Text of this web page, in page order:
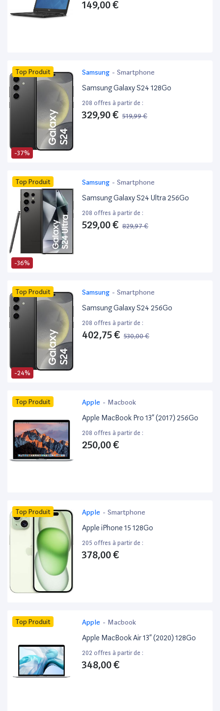
149,00 €
-37%
Top Produit Samsung - Smartphone
Samsung Galaxy S24 128Go
208 offres à partir de :
329,90 € 519,99 €
-36%
Top Produit Samsung - Smartphone
Samsung Galaxy S24 Ultra 256Go
208 offres à partir de :
529,00 € 829,97 €
-24%
Top Produit Samsung - Smartphone
Samsung Galaxy S24 256Go
208 offres à partir de :
402,75 € 530,00 €
Top Produit Apple - Macbook
Apple MacBook Pro 13” (2017) 256Go
208 offres à partir de :
250,00 €
Top Produit Apple - Smartphone
Apple iPhone 15 128Go
205 offres à partir de :
378,00 €
Top Produit Apple - Macbook
Apple MacBook Air 13” (2020) 128Go
202 offres à partir de :
348,00 €